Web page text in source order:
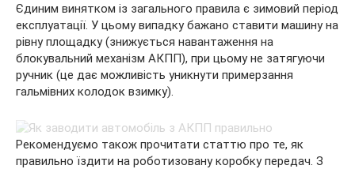
Єдиним винятком із загального правила є зимовий період
експлуатації. У цьому випадку бажано ставити машину на
рівну площадку (знижується навантаження на
блокувальний механізм АКПП), при цьому не затягуючи
ручник (це дає можливість уникнути примерзання
гальмівних колодок взимку).
Рекомендуємо також прочитати статтю про те, як
правильно їздити на роботизовану коробку передач. З